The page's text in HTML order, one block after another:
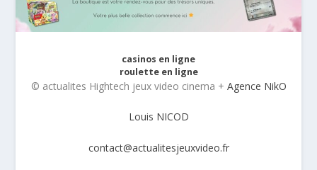
casinos en ligne
roulette en ligne
© actualites Hightech jeux video cinema + Agence NikO
Louis NICOD
contact@actualitesjeuxvideo.fr